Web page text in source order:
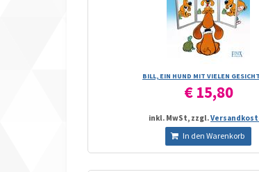
BILL, EIN HUND MIT VIELEN
€ 15,80
inkl. MwSt, zzgl.
In den Warenkorb